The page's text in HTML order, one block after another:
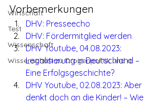
Wirtschaft
Test
Wissenschaft
Wissenschaft zu Drogenpolitik und a
Vorbemerkungen
DHV: Presseecho
DHV: Fördermitglied werden
DHV Youtube, 04.08.2023:
Legalisierung in Deutschland –
Eine Erfolgsgeschichte?
DHV Youtube, 02.08.2023: Aber
denkt doch an die Kinder! – Wie